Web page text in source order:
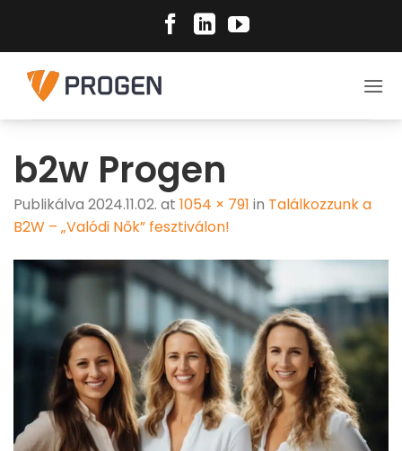
content
b2w Progen
Publikálva 2024.11.02. at 1054 × 791 in Találkozzunk a
B2W – „Valódi Nők” fesztiválon!